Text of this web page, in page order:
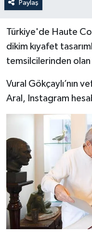
Paylaş
Türkiye'de Haute
dikim kıyafet
temsilcilerinden
Vural Gökçaylı’nın
Aral, Instagram